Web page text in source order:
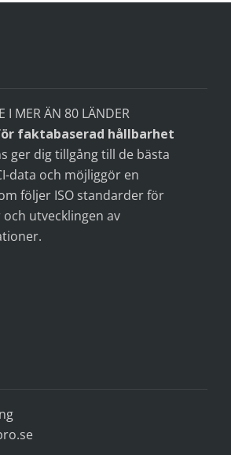
I MER ÄN 80 LÄNDER
faktabaserad hållbarhet
ger dig tillgång till de bästa
data och möjliggör en
följer ISO standarder för
och utvecklingen av